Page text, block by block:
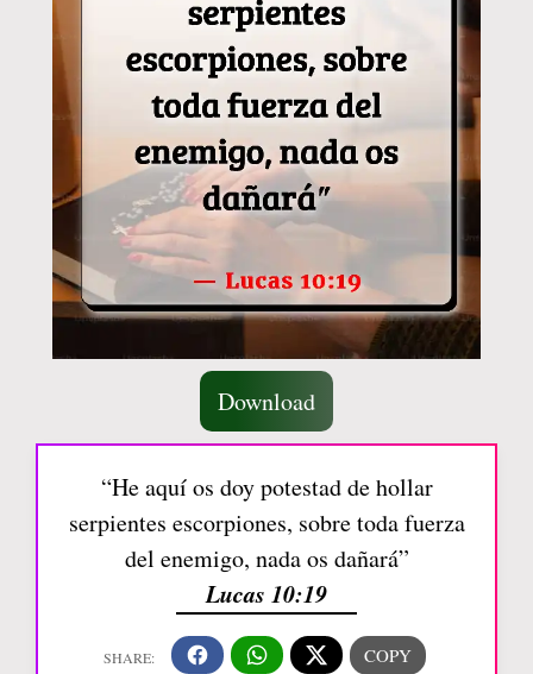
Download
“He aquí os doy potestad de hollar
serpientes escorpiones, sobre toda fuerza
del enemigo, nada os dañará”
Lucas 10:19